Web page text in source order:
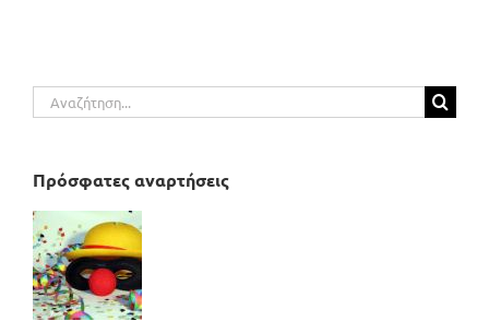
Αναζήτηση
για:
Πρόσφατες αναρτήσεις